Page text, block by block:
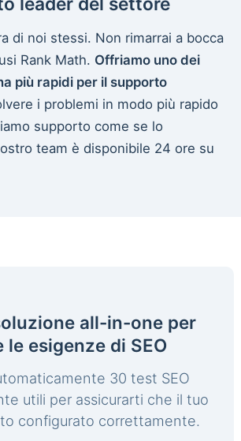
di noi stessi. Non rimarrai a bocca
Rank Math. Offriamo uno dei
più rapidi per il supporto
i problemi in modo più rapido
supporto come se lo
team è disponibile 24 ore su
all-in-one per
esigenze di SEO
30 test SEO
utili per assicurarti che il tuo
configurato correttamente.